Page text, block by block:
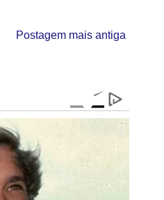
Postagem mais antiga